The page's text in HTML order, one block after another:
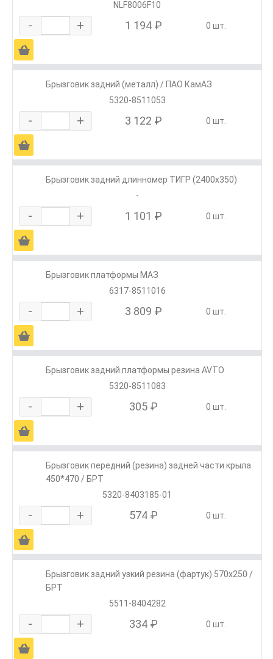
NLF8006F10
- + 1 194 ₽ 0 шт.
Ä
Брызговик задний (металл) / ПАО КамАЗ
5320-8511053
- + 3 122 ₽ 0 шт.
Ä
Брызговик задний длинномер ТИГР (2400х350)
-
- + 1 101 ₽ 0 шт.
Ä
Брызговик платформы МАЗ
6317-8511016
- + 3 809 ₽ 0 шт.
Ä
Брызговик задний платформы резина AVTO
5320-8511083
- + 305 ₽ 0 шт.
Ä
Брызговик передний (резина) задней части крыла
450*470 / БРТ
5320-8403185-01
- + 574 ₽ 0 шт.
Ä
Брызговик задний узкий резина (фартук) 570х250 /
БРТ
5511-8404282
- + 334 ₽ 0 шт.
Ä